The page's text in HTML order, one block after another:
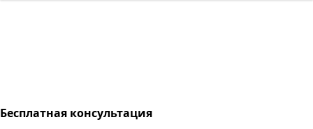
Бесплатная консультация